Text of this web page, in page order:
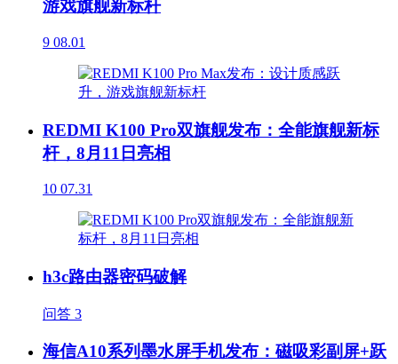
游戏旗舰新标杆
9 08.01
REDMI K100 Pro双旗舰发布：全能旗舰新标
杆，8月11日亮相
10 07.31
h3c路由器密码破解
问答 3
海信A10系列墨水屏手机发布：磁吸彩副屏+跃